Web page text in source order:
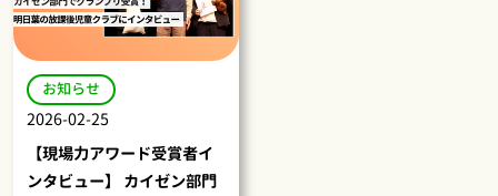
お知らせ
2026-02-25
【現場力アワード受賞者イ
ンタビュー】 カイゼン部門